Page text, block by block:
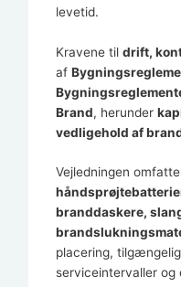
levetid.
Kravene til drift,
af
Brand, herunder
vedligehold af
Vejledningen
branddaskere,
placering,
serviceintervaller og